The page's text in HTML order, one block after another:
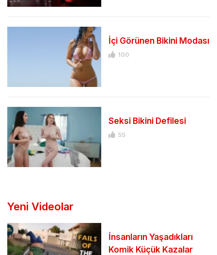
İçi Görünen Bikini Modası
100
Seksi Bikini Defilesi
55
Yeni Videolar
İnsanların Yaşadıkları
Komik Küçük Kazalar